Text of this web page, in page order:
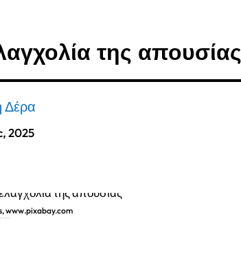
της απουσίας
Δέρα
2025
www.pixabay.com